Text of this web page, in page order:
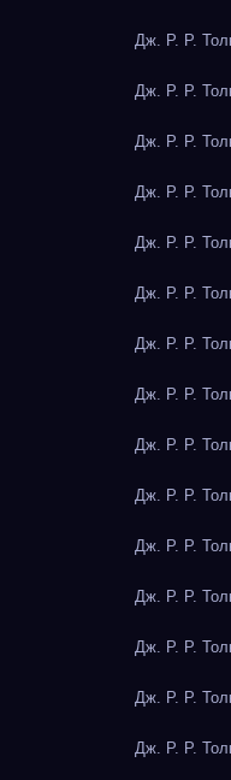
Дж. Р. Р.
Дж. Р. Р.
Дж. Р. Р.
Дж. Р. Р.
Дж. Р. Р.
Дж. Р. Р.
Дж. Р. Р.
Дж. Р. Р.
Дж. Р. Р.
Дж. Р. Р.
Дж. Р. Р.
Дж. Р. Р.
Дж. Р. Р.
Дж. Р. Р.
Дж. Р. Р.